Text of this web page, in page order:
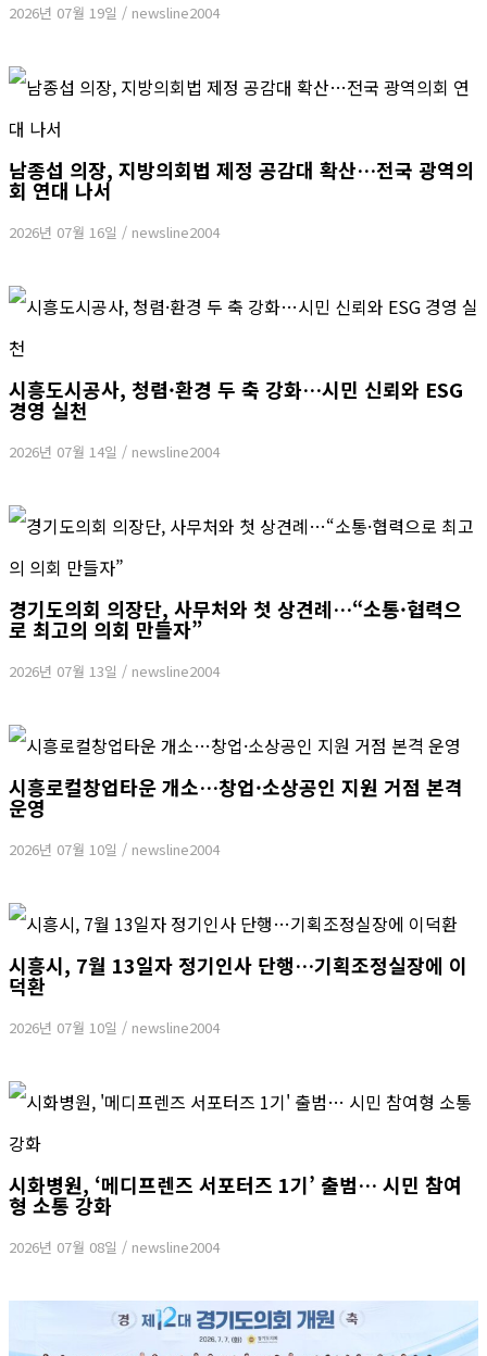
2026년 07월 19일 / newsline2004
남종섭 의장, 지방의회법 제정 공감대 확산…전국 광역의
회 연대 나서
2026년 07월 16일 / newsline2004
시흥도시공사, 청렴·환경 두 축 강화…시민 신뢰와 ESG
경영 실천
2026년 07월 14일 / newsline2004
경기도의회 의장단, 사무처와 첫 상견례…“소통·협력으
로 최고의 의회 만들자”
2026년 07월 13일 / newsline2004
시흥로컬창업타운 개소…창업·소상공인 지원 거점 본격
운영
2026년 07월 10일 / newsline2004
시흥시, 7월 13일자 정기인사 단행…기획조정실장에 이
덕환
2026년 07월 10일 / newsline2004
시화병원, ‘메디프렌즈 서포터즈 1기’ 출범… 시민 참여
형 소통 강화
2026년 07월 08일 / newsline2004